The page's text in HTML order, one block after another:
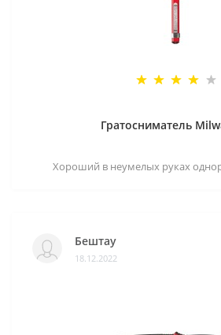
Гратосниматель
Хороший в неумелых руках
Бештау
18.12.2022